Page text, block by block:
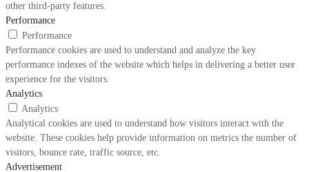
other third-party features.
Performance
Performance
Performance cookies are used to understand and analyze the key
performance indexes of the website which helps in delivering a better user
experience for the visitors.
Analytics
Analytics
Analytical cookies are used to understand how visitors interact with the
website. These cookies help provide information on metrics the number of
visitors, bounce rate, traffic source, etc.
Advertisement